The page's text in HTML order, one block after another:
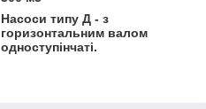
Насоси типу Д - з
горизонтальним валом
одноступінчаті.